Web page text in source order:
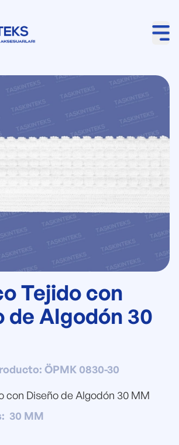
Tejido con
de Algodón 30
: ÖPMK 0830-30
con Diseño de Algodón 30 MM
: 30 MM